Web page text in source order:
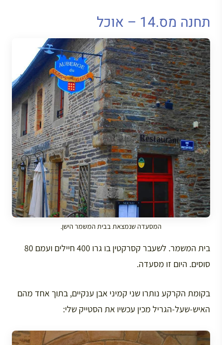
תחנה מס.14 – אוכל
המסעדה שנמצאת בבית המשמר הישן.
בית המשמר. לשעבר קסרקטין בו גרו 400 חיילים ועמם 80
סוסים. היום זו מסעדה.
בקומת הקרקע נותרו שני קמיני אבן ענקיים, בתוך אחד מהם
האיש-שעל-הגריל מכין עכשיו את הסטייק שלי: